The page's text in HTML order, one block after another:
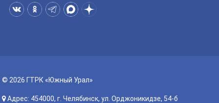
© 2026 ГТРК «Южный Урал»
Адрес: 454000, г. Челябинск, ул. Орджоникидзе, 54-б